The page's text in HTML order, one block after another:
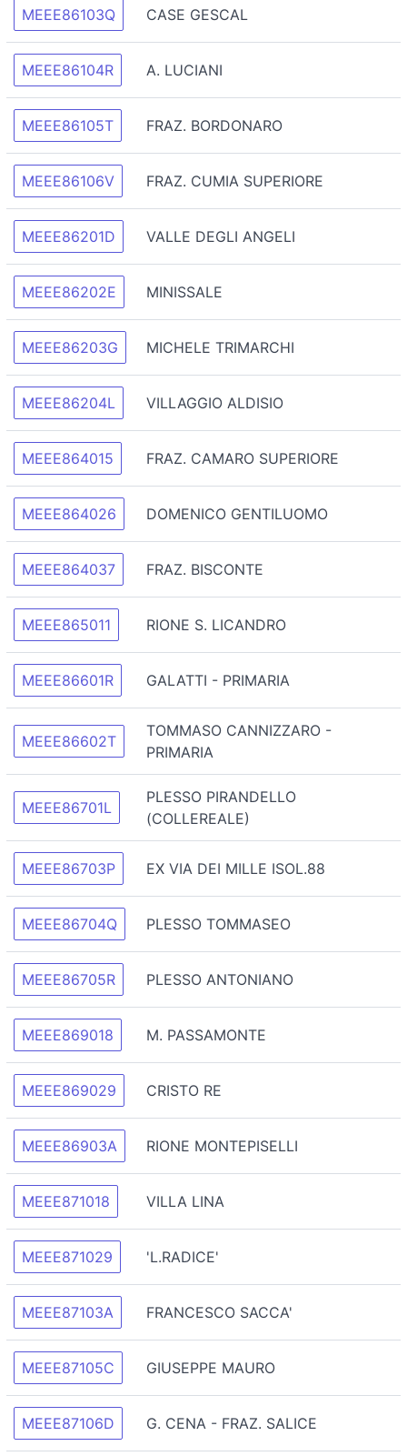
MEEE86103Q CASE GESCAL
MEEE86104R A. LUCIANI
MEEE86105T FRAZ. BORDONARO
MEEE86106V FRAZ. CUMIA SUPERIORE
MEEE86201D VALLE DEGLI ANGELI
MEEE86202E MINISSALE
MEEE86203G MICHELE TRIMARCHI
MEEE86204L VILLAGGIO ALDISIO
MEEE864015 FRAZ. CAMARO SUPERIORE
MEEE864026 DOMENICO GENTILUOMO
MEEE864037 FRAZ. BISCONTE
MEEE865011 RIONE S. LICANDRO
MEEE86601R GALATTI - PRIMARIA
MEEE86602T
TOMMASO CANNIZZARO -
PRIMARIA
MEEE86701L
PLESSO PIRANDELLO
(COLLEREALE)
MEEE86703P EX VIA DEI MILLE ISOL.88
MEEE86704Q PLESSO TOMMASEO
MEEE86705R PLESSO ANTONIANO
MEEE869018 M. PASSAMONTE
MEEE869029 CRISTO RE
MEEE86903A RIONE MONTEPISELLI
MEEE871018 VILLA LINA
MEEE871029 'L.RADICE'
MEEE87103A FRANCESCO SACCA'
MEEE87105C GIUSEPPE MAURO
MEEE87106D G. CENA - FRAZ. SALICE